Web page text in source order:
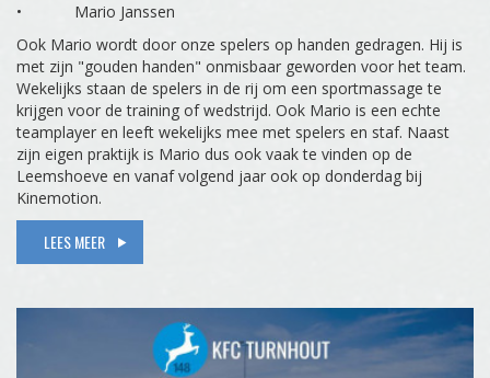
• Mario Janssen
Ook Mario wordt door onze spelers op handen gedragen. Hij is
met zijn "gouden handen" onmisbaar geworden voor het team.
Wekelijks staan de spelers in de rij om een sportmassage te
krijgen voor de training of wedstrijd. Ook Mario is een echte
teamplayer en leeft wekelijks mee met spelers en staf. Naast
zijn eigen praktijk is Mario dus ook vaak te vinden op de
Leemshoeve en vanaf volgend jaar ook op donderdag bij
Kinemotion.
LEES MEER